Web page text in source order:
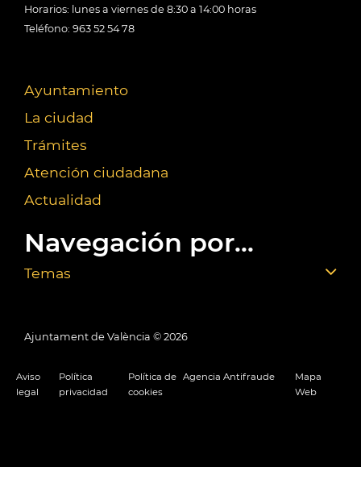
Horarios: lunes a viernes de 8:30 a 14:00 horas
Teléfono: 963 52 54 78
Ayuntamiento
La ciudad
Trámites
Atención ciudadana
Actualidad
Navegación por...
Temas
Ajuntament de València © 2026
Aviso
legal
Política
privacidad
Política de
cookies
Agencia Antifraude
Mapa
Web